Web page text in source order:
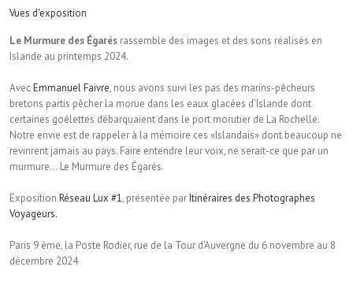
Vues d'exposition
Le Murmure des Égarés rassemble des images et des sons réalisés en
Islande au printemps 2024.
AvecEmmanuel Faivre, nous avons suivi les pas des marins-pêcheurs
bretons partis pêcher la morue dans les eaux glacées d’Islande dont
certaines goélettes débarquaient dans le port morutier de La Rochelle.
Notre envie est de rappeler à la mémoire ces «Islandais» dont beaucoup ne
revinrent jamais au pays. Faire entendre leur voix, ne serait-ce que par un
murmure… Le Murmure des Égarés.
Exposition Réseau Lux #1, présentée parItinéraires des Photographes
Voyageurs.
Paris 9 ème, la Poste Rodier, rue de la Tour d’Auvergne du 6 novembre au 8
décembre 2024